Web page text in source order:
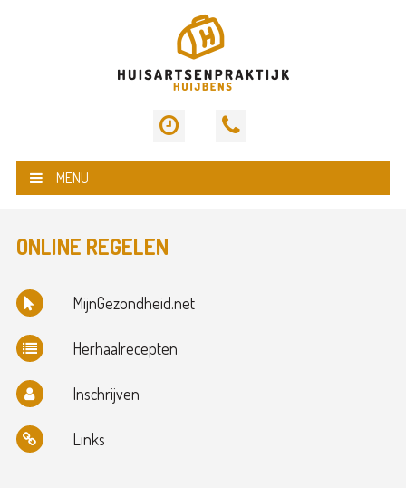
MENU
ONLINE REGELEN
MijnGezondheid.net
Herhaalrecepten
Inschrijven
Links